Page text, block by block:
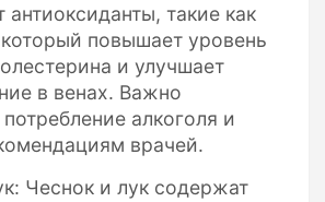
такие как
повышает уровень
и улучшает
в венах. Важно
алкоголя и
врачей.
Чеснок и лук содержат